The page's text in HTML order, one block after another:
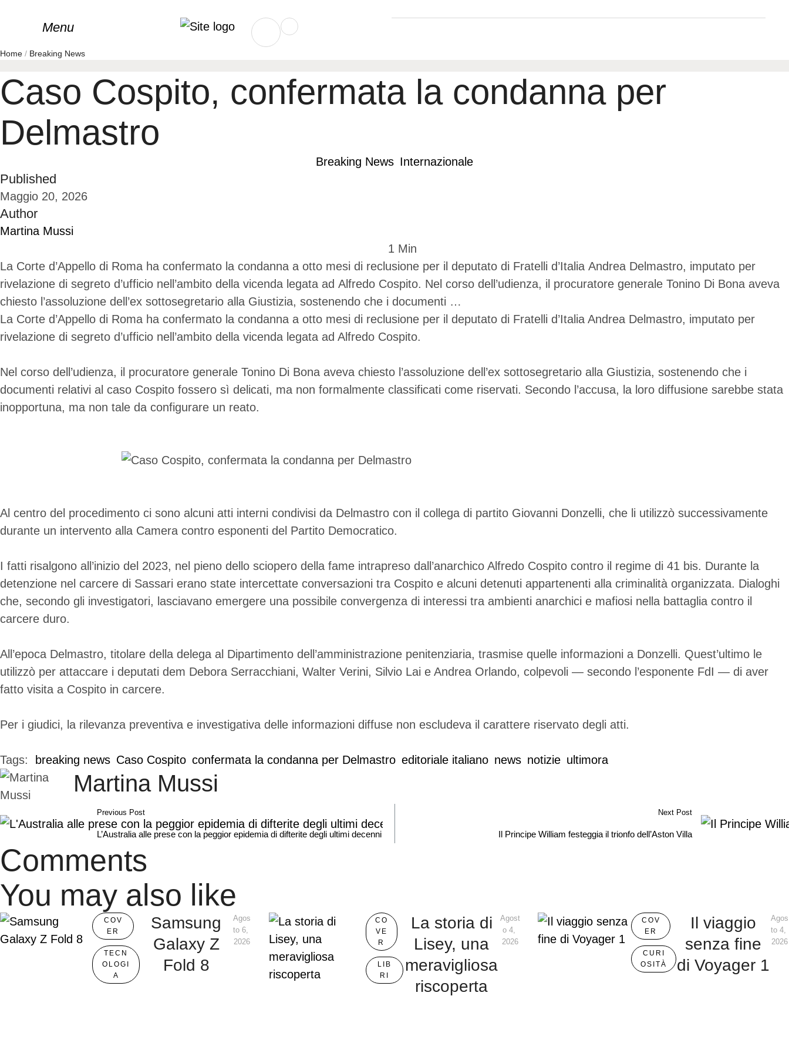
Menu
Home / Breaking News
Caso Cospito, confermata la condanna per
Delmastro
Breaking News Internazionale
Published
Maggio 20, 2026
Author
Martina Mussi
1 Min
La Corte d’Appello di Roma ha confermato la condanna a otto mesi di reclusione per il deputato di Fratelli d’Italia Andrea Delmastro, imputato per
rivelazione di segreto d’ufficio nell’ambito della vicenda legata ad Alfredo Cospito. Nel corso dell’udienza, il procuratore generale Tonino Di Bona aveva
chiesto l’assoluzione dell’ex sottosegretario alla Giustizia, sostenendo che i documenti …
La Corte d’Appello di Roma ha confermato la condanna a otto mesi di reclusione per il deputato di Fratelli d’Italia Andrea Delmastro, imputato per
rivelazione di segreto d’ufficio nell’ambito della vicenda legata ad Alfredo Cospito.
Nel corso dell’udienza, il procuratore generale Tonino Di Bona aveva chiesto l’assoluzione dell’ex sottosegretario alla Giustizia, sostenendo che i
documenti relativi al caso Cospito fossero sì delicati, ma non formalmente classificati come riservati. Secondo l’accusa, la loro diffusione sarebbe stata
inopportuna, ma non tale da configurare un reato.
Al centro del procedimento ci sono alcuni atti interni condivisi da Delmastro con il collega di partito Giovanni Donzelli, che li utilizzò successivamente
durante un intervento alla Camera contro esponenti del Partito Democratico.
I fatti risalgono all’inizio del 2023, nel pieno dello sciopero della fame intrapreso dall’anarchico Alfredo Cospito contro il regime di 41 bis. Durante la
detenzione nel carcere di Sassari erano state intercettate conversazioni tra Cospito e alcuni detenuti appartenenti alla criminalità organizzata. Dialoghi
che, secondo gli investigatori, lasciavano emergere una possibile convergenza di interessi tra ambienti anarchici e mafiosi nella battaglia contro il
carcere duro.
All’epoca Delmastro, titolare della delega al Dipartimento dell’amministrazione penitenziaria, trasmise quelle informazioni a Donzelli. Quest’ultimo le
utilizzò per attaccare i deputati dem Debora Serracchiani, Walter Verini, Silvio Lai e Andrea Orlando, colpevoli — secondo l’esponente FdI — di aver
fatto visita a Cospito in carcere.
Per i giudici, la rilevanza preventiva e investigativa delle informazioni diffuse non escludeva il carattere riservato degli atti.
Tags: breaking news Caso Cospito confermata la condanna per Delmastro editoriale italiano news notizie ultimora
Martina Mussi
Previous Post
L’Australia alle prese con la peggior epidemia di difterite degli ultimi decenni
Next Post
Il Principe William festeggia il trionfo dell’Aston Villa
Comments
You may also like
COV
ER
TECN
OLOGI
A
Samsung
Galaxy Z
Fold 8
Agos
to 6,
2026
CO
VE
R
LIB
RI
La storia di
Lisey, una
meravigliosa
riscoperta
Agost
o 4,
2026
COV
ER
CURI
OSITÀ
Il viaggio
senza fine
di Voyager 1
Agos
to 4,
2026